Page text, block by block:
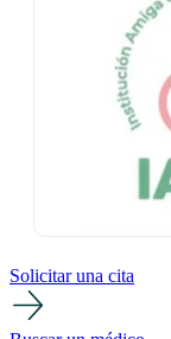
Solicitar una cita